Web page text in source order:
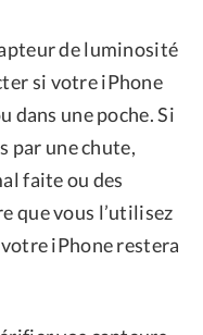
de luminosité
si votre iPhone
dans une poche. Si
par une chute,
faite ou des
que vous l’utilisez
votre iPhone restera